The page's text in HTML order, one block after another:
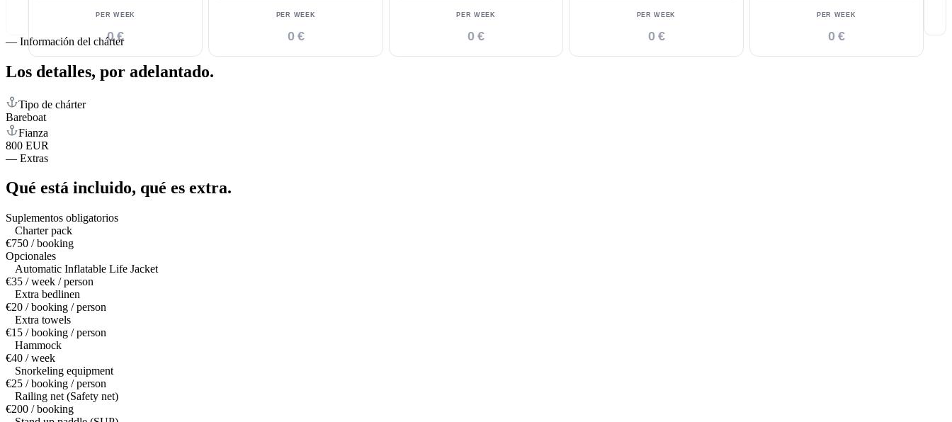
PER WEEK
0 €
PER WEEK
0 €
PER WEEK
0 €
PER WEEK
0 €
PER WEEK
0 €
— Información del chárter
Los detalles, por adelantado.
Tipo de chárter
Bareboat
Fianza
800 EUR
— Extras
Qué está incluido, qué es extra.
Suplementos obligatorios
Charter pack
€750 / booking
Opcionales
Automatic Inflatable Life Jacket
€35 / week / person
Extra bedlinen
€20 / booking / person
Extra towels
€15 / booking / person
Hammock
€40 / week
Snorkeling equipment
€25 / booking / person
Railing net (Safety net)
€200 / booking